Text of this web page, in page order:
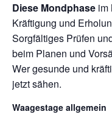
Diese Mondphase im
Kräftigung und
Sorgfältiges Prüfen
beim Planen und
Wer gesunde und
jetzt sähen.
Waagestage allgemein